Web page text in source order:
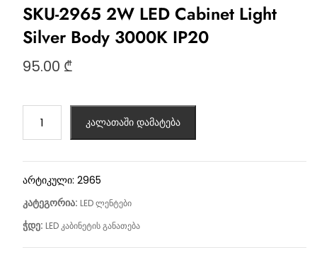
SKU-2965 2W LED Cabinet Light
Silver Body 3000K IP20
95.00 ₾
კალათაში დამატება
არტიკული: 2965
კატეგორია: LED ლენტები
ჭდე: LED კაბინეტის განათება